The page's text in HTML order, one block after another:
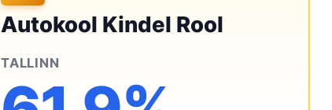
Autokool Kindel Rool
TALLINN